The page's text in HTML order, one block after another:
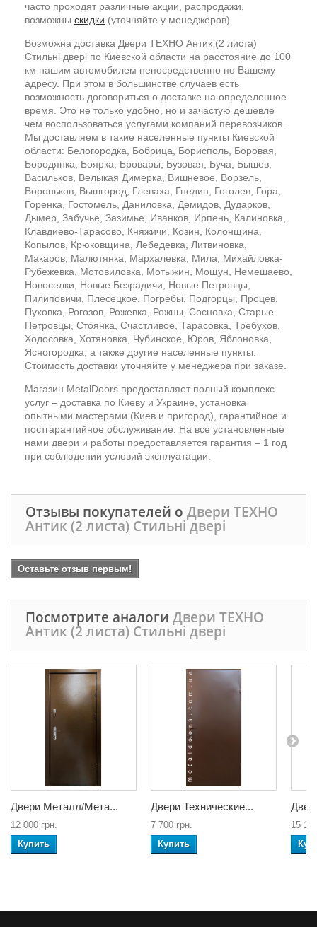
часто проходят различные акции, распродажи,
возможны скидки (уточняйте у менеджеров).
Возможна доставка Двери ТЕХНО Антик (2 листа)
Стильні двері по Киевской области на расстояние до 100
км нашим автомобилем непосредственно по Вашему
адресу. При этом в большинстве случаев есть
возможность договориться о доставке на определенное
время. Это не только удобно, но и зачастую дешевле
чем воспользоваться услугами компаний перевозчиков.
Мы доставляем в такие населенные пункты Киевской
области: Белогородка, Бобрица, Борисполь, Боровая,
Бородянка, Боярка, Бровары, Бузовая, Буча, Бышев,
Васильков, Велыкая Димерка, Вишневое, Ворзель,
Вороньков, Вышгород, Глеваха, Гнедин, Гоголев, Гора,
Горенка, Гостомель, Даниловка, Демидов, Дударков,
Дымер, Забучье, Зазимье, Иванков, Ирпень, Калиновка,
Клавдиево-Тарасово, Княжичи, Козин, Колонщина,
Копылов, Крюковщина, Лебедевка, Литвиновка,
Макаров, Малютянка, Мархалевка, Мила, Михайловка-
Рубежевка, Мотовиловка, Мотыжин, Мощун, Немешаево,
Новоселки, Новые Безрадичи, Новые Петровцы,
Пилиповичи, Плесецкое, Погребы, Подгорцы, Процев,
Пуховка, Рогозов, Рожевка, Рожны, Сосновка, Старые
Петровцы, Стоянка, Счастливое, Тарасовка, Требухов,
Ходосовка, Хотяновка, Чубинское, Юров, Яблоновка,
Ясногородка, а также другие населенные пункты.
Стоимость доставки уточняйте у менеджера при заказе.
Магазин MetalDoors предоставляет полный комплекс
услуг – доставка по Киеву и Украине, установка
опытными мастерами (Киев и пригород), гарантийное и
постгарантийное обслуживание. На все установленные
нами двери и работы предоставляется гарантия – 1 год
при соблюдении условий эксплуатации.
Отзывы покупателей о Двери ТЕХНО
Антик (2 листа) Стильні двері
Оставьте отзыв первым!
Посмотрите аналоги Двери ТЕХНО
Антик (2 листа) Стильні двері
Двери Металл/Мета...
12 000 грн.
Купить
Двери Технические...
7 700 грн.
Купить
15